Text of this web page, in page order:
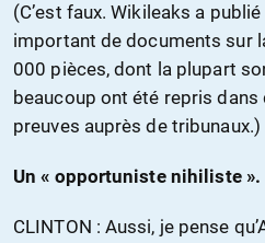
(C’est faux. Wikileaks a
important de documents sur
000 pièces, dont la plupart
beaucoup ont été repris
preuves auprès de tribunaux.)
Un « opportuniste nihiliste ».
CLINTON : Aussi, je pense